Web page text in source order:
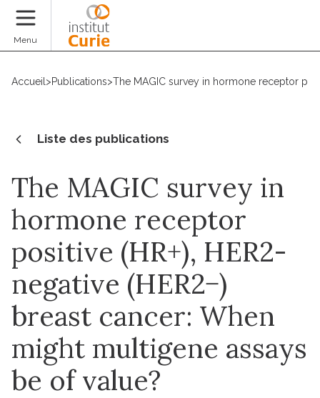
Menu
Accueil >Publications>The MAGIC survey in hormone receptor
Liste des publications
The MAGIC survey in
hormone receptor
positive (HR+), HER2-
negative (HER2−)
breast cancer: When
might multigene assays
be of value?